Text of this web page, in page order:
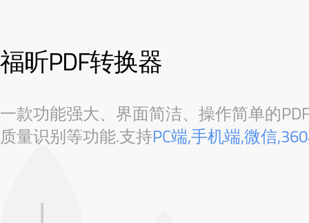
福昕PDF转换器
一款功能强大、界面简洁、操作简单的
质量识别等功能.支持PC端,手机端,微信